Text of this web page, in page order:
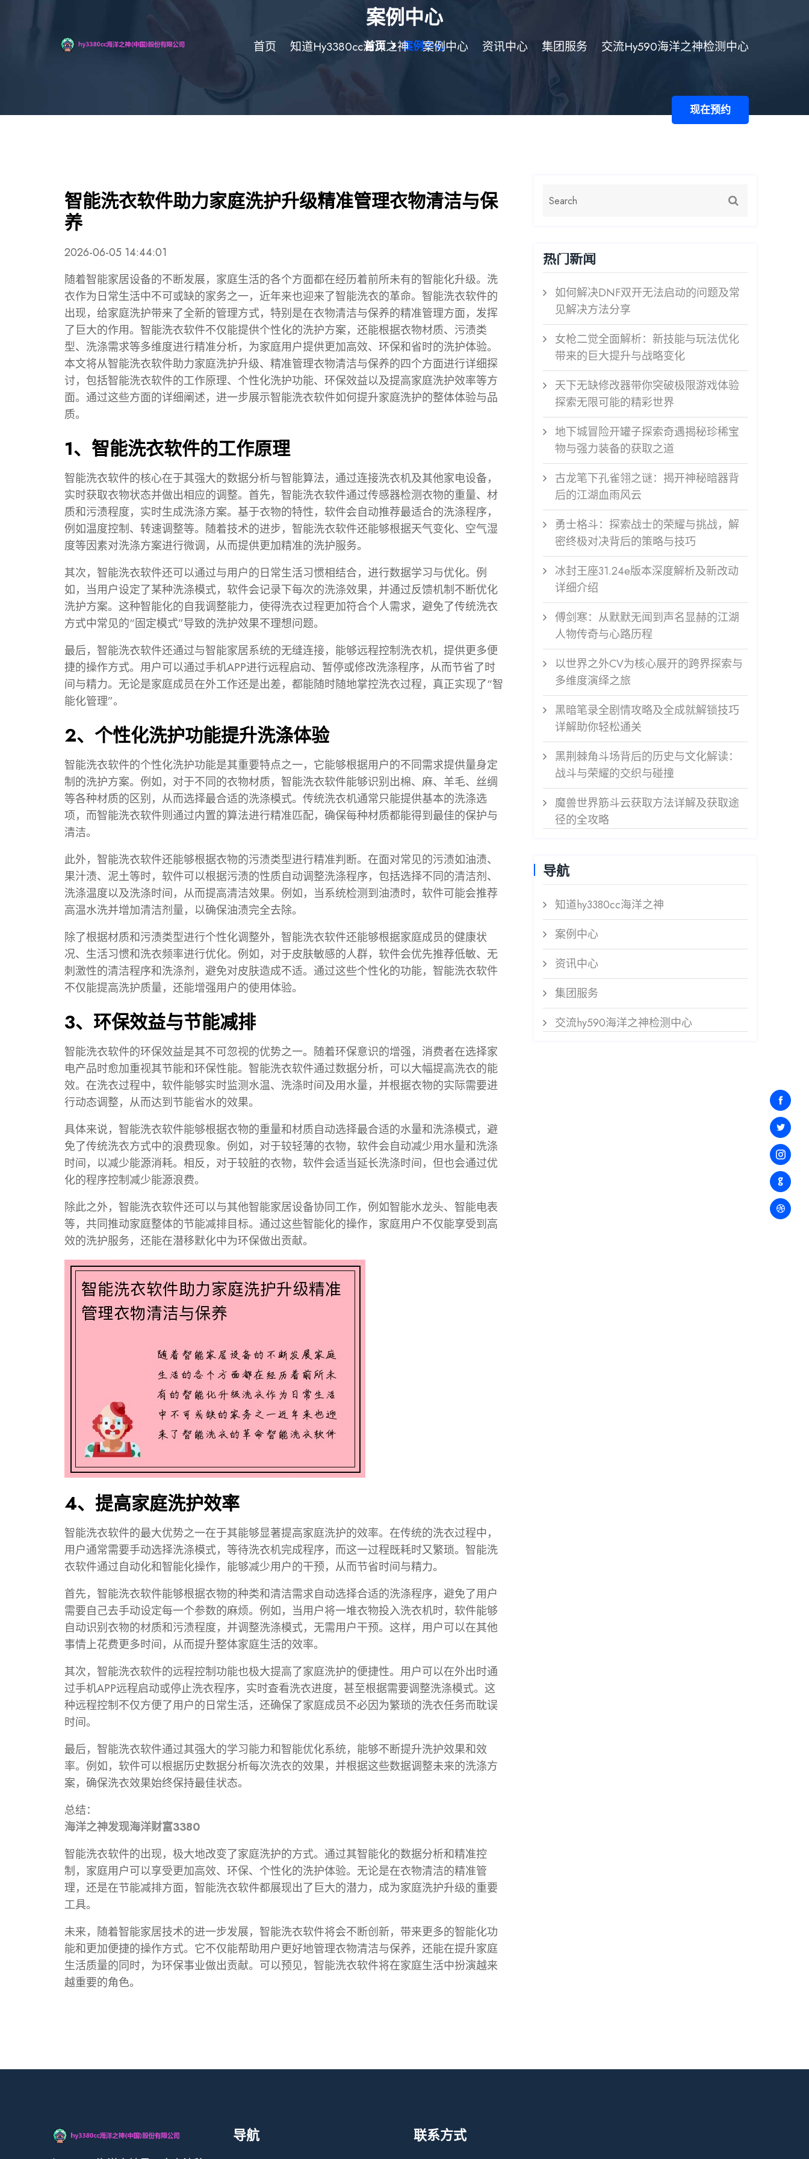
首页 知道hy3380cc海洋之神 案例中心 资讯中心 集团服务 交流hy590海洋之神检测中心
现在预约
案例中心
首页 案例中心
智能洗衣软件助力家庭洗护升级精准管理衣物清洁与保
养
2026-06-05 14:44:01
随着智能家居设备的不断发展，家庭生活的各个方面都在经历着前所未有的智能化升级。洗
衣作为日常生活中不可或缺的家务之一，近年来也迎来了智能洗衣的革命。智能洗衣软件的
出现，给家庭洗护带来了全新的管理方式，特别是在衣物清洁与保养的精准管理方面，发挥
了巨大的作用。智能洗衣软件不仅能提供个性化的洗护方案，还能根据衣物材质、污渍类
型、洗涤需求等多维度进行精准分析，为家庭用户提供更加高效、环保和省时的洗护体验。
本文将从智能洗衣软件助力家庭洗护升级、精准管理衣物清洁与保养的四个方面进行详细探
讨，包括智能洗衣软件的工作原理、个性化洗护功能、环保效益以及提高家庭洗护效率等方
面。通过这些方面的详细阐述，进一步展示智能洗衣软件如何提升家庭洗护的整体体验与品
质。
1、智能洗衣软件的工作原理
智能洗衣软件的核心在于其强大的数据分析与智能算法，通过连接洗衣机及其他家电设备，
实时获取衣物状态并做出相应的调整。首先，智能洗衣软件通过传感器检测衣物的重量、材
质和污渍程度，实时生成洗涤方案。基于衣物的特性，软件会自动推荐最适合的洗涤程序，
例如温度控制、转速调整等。随着技术的进步，智能洗衣软件还能够根据天气变化、空气湿
度等因素对洗涤方案进行微调，从而提供更加精准的洗护服务。
其次，智能洗衣软件还可以通过与用户的日常生活习惯相结合，进行数据学习与优化。例
如，当用户设定了某种洗涤模式，软件会记录下每次的洗涤效果，并通过反馈机制不断优化
洗护方案。这种智能化的自我调整能力，使得洗衣过程更加符合个人需求，避免了传统洗衣
方式中常见的“固定模式”导致的洗护效果不理想问题。
最后，智能洗衣软件还通过与智能家居系统的无缝连接，能够远程控制洗衣机，提供更多便
捷的操作方式。用户可以通过手机APP进行远程启动、暂停或修改洗涤程序，从而节省了时
间与精力。无论是家庭成员在外工作还是出差，都能随时随地掌控洗衣过程，真正实现了“智
能化管理”。
2、个性化洗护功能提升洗涤体验
智能洗衣软件的个性化洗护功能是其重要特点之一，它能够根据用户的不同需求提供量身定
制的洗护方案。例如，对于不同的衣物材质，智能洗衣软件能够识别出棉、麻、羊毛、丝绸
等各种材质的区别，从而选择最合适的洗涤模式。传统洗衣机通常只能提供基本的洗涤选
项，而智能洗衣软件则通过内置的算法进行精准匹配，确保每种材质都能得到最佳的保护与
清洁。
此外，智能洗衣软件还能够根据衣物的污渍类型进行精准判断。在面对常见的污渍如油渍、
果汁渍、泥土等时，软件可以根据污渍的性质自动调整洗涤程序，包括选择不同的清洁剂、
洗涤温度以及洗涤时间，从而提高清洁效果。例如，当系统检测到油渍时，软件可能会推荐
高温水洗并增加清洁剂量，以确保油渍完全去除。
除了根据材质和污渍类型进行个性化调整外，智能洗衣软件还能够根据家庭成员的健康状
况、生活习惯和洗衣频率进行优化。例如，对于皮肤敏感的人群，软件会优先推荐低敏、无
刺激性的清洁程序和洗涤剂，避免对皮肤造成不适。通过这些个性化的功能，智能洗衣软件
不仅能提高洗护质量，还能增强用户的使用体验。
3、环保效益与节能减排
智能洗衣软件的环保效益是其不可忽视的优势之一。随着环保意识的增强，消费者在选择家
电产品时愈加重视其节能和环保性能。智能洗衣软件通过数据分析，可以大幅提高洗衣的能
效。在洗衣过程中，软件能够实时监测水温、洗涤时间及用水量，并根据衣物的实际需要进
行动态调整，从而达到节能省水的效果。
具体来说，智能洗衣软件能够根据衣物的重量和材质自动选择最合适的水量和洗涤模式，避
免了传统洗衣方式中的浪费现象。例如，对于较轻薄的衣物，软件会自动减少用水量和洗涤
时间，以减少能源消耗。相反，对于较脏的衣物，软件会适当延长洗涤时间，但也会通过优
化的程序控制减少能源浪费。
除此之外，智能洗衣软件还可以与其他智能家居设备协同工作，例如智能水龙头、智能电表
等，共同推动家庭整体的节能减排目标。通过这些智能化的操作，家庭用户不仅能享受到高
效的洗护服务，还能在潜移默化中为环保做出贡献。
4、提高家庭洗护效率
智能洗衣软件的最大优势之一在于其能够显著提高家庭洗护的效率。在传统的洗衣过程中，
用户通常需要手动选择洗涤模式，等待洗衣机完成程序，而这一过程既耗时又繁琐。智能洗
衣软件通过自动化和智能化操作，能够减少用户的干预，从而节省时间与精力。
首先，智能洗衣软件能够根据衣物的种类和清洁需求自动选择合适的洗涤程序，避免了用户
需要自己去手动设定每一个参数的麻烦。例如，当用户将一堆衣物投入洗衣机时，软件能够
自动识别衣物的材质和污渍程度，并调整洗涤模式，无需用户干预。这样，用户可以在其他
事情上花费更多时间，从而提升整体家庭生活的效率。
其次，智能洗衣软件的远程控制功能也极大提高了家庭洗护的便捷性。用户可以在外出时通
过手机APP远程启动或停止洗衣程序，实时查看洗衣进度，甚至根据需要调整洗涤模式。这
种远程控制不仅方便了用户的日常生活，还确保了家庭成员不必因为繁琐的洗衣任务而耽误
时间。
最后，智能洗衣软件通过其强大的学习能力和智能优化系统，能够不断提升洗护效果和效
率。例如，软件可以根据历史数据分析每次洗衣的效果，并根据这些数据调整未来的洗涤方
案，确保洗衣效果始终保持最佳状态。
总结：
海洋之神发现海洋财富3380
智能洗衣软件的出现，极大地改变了家庭洗护的方式。通过其智能化的数据分析和精准控
制，家庭用户可以享受更加高效、环保、个性化的洗护体验。无论是在衣物清洁的精准管
理，还是在节能减排方面，智能洗衣软件都展现出了巨大的潜力，成为家庭洗护升级的重要
工具。
未来，随着智能家居技术的进一步发展，智能洗衣软件将会不断创新，带来更多的智能化功
能和更加便捷的操作方式。它不仅能帮助用户更好地管理衣物清洁与保养，还能在提升家庭
生活质量的同时，为环保事业做出贡献。可以预见，智能洗衣软件将在家庭生活中扮演越来
越重要的角色。
热门新闻
如何解决DNF双开无法启动的问题及常
见解决方法分享
女枪二觉全面解析：新技能与玩法优化
带来的巨大提升与战略变化
天下无缺修改器带你突破极限游戏体验
探索无限可能的精彩世界
地下城冒险开罐子探索奇遇揭秘珍稀宝
物与强力装备的获取之道
古龙笔下孔雀翎之谜：揭开神秘暗器背
后的江湖血雨风云
勇士格斗：探索战士的荣耀与挑战，解
密终极对决背后的策略与技巧
冰封王座31.24e版本深度解析及新改动
详细介绍
傅剑寒：从默默无闻到声名显赫的江湖
人物传奇与心路历程
以世界之外CV为核心展开的跨界探索与
多维度演绎之旅
黑暗笔录全剧情攻略及全成就解锁技巧
详解助你轻松通关
黑荆棘角斗场背后的历史与文化解读：
战斗与荣耀的交织与碰撞
魔兽世界筋斗云获取方法详解及获取途
径的全攻略
导航
知道hy3380cc海洋之神
案例中心
资讯中心
集团服务
交流hy590海洋之神检测中心
导航 联系方式